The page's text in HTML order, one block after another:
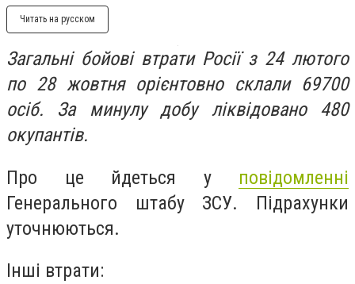
Читать на русском
Загальні бойові втрати Росії з 24 лютого
по 28 жовтня орієнтовно склали 69700
осіб. За минулу добу ліквідовано 480
окупантів.
Про це йдеться у повідомленні
Генерального штабу ЗСУ. Підрахунки
уточнюються.
Інші втрати: